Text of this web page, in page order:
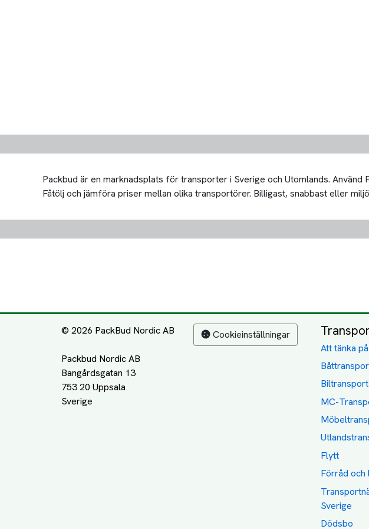
Packbud är en marknadsplats för transporter i Sverige och Utomlands.
Fåtölj och jämföra priser mellan olika transportörer. Billigast, snabbast eller
© 2026 PackBud Nordic AB
Packbud Nordic AB
Bangårdsgatan 13
753 20 Uppsala
Cookieinställningar
Att tänka på
Biltransport
MC-
Flytt
Förråd och
Sverige
Dödsbo